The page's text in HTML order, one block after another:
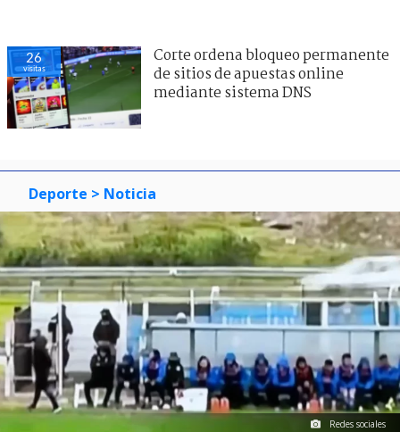
26
visitas
Corte ordena bloqueo permanente
de sitios de apuestas online
mediante sistema DNS
Deporte > Noticia
Redes sociales